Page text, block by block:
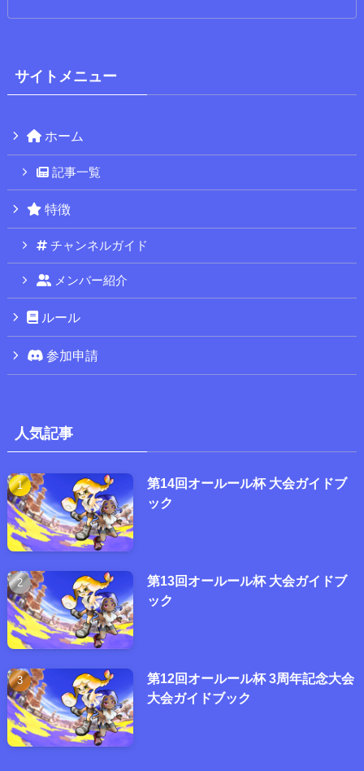
サイトメニュー
ホーム
記事一覧
特徴
チャンネルガイド
メンバー紹介
ルール
参加申請
人気記事
第14回オールール杯 大会ガイドブ
ック
第13回オールール杯 大会ガイドブ
ック
第12回オールール杯 3周年記念大会
大会ガイドブック